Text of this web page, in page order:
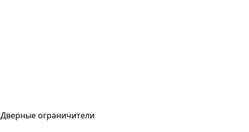
Дверные ограничители